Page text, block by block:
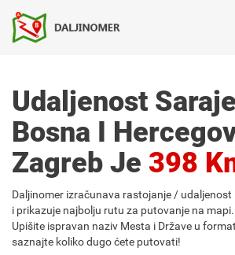
Udaljenost
Bosna I
Zagreb Je 398
Daljinomer izračunava rastojanje /
i prikazuje najbolju rutu za putovanje na mapi.
Upišite ispravan naziv Mesta i Države u
saznajte koliko dugo ćete putovati!